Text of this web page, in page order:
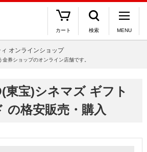
カート 検索 MENU
ィ オンラインショップ
券ショップのオンライン店舗です。
東宝)シネマズ ギフト
の格安販売・購入